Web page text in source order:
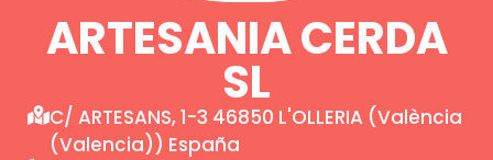
ARTESANIA CERDA
SL
C/ ARTESANS, 1-3 46850 L'OLLERIA (València
(Valencia)) España